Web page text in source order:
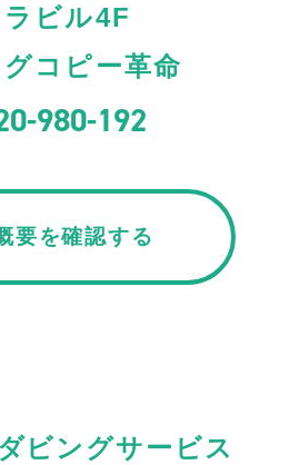
ビル4F
コピー革命
980-192
要を確認する
ビングサービス